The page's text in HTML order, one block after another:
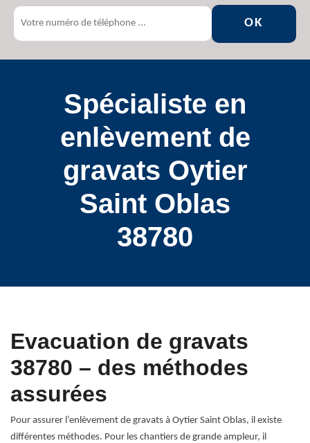
Spécialiste en
enlèvement de
gravats Oytier
Saint Oblas
38780
Evacuation de gravats
38780 – des méthodes
assurées
Pour assurer l’enlèvement de gravats à Oytier Saint Oblas, il existe
différentes méthodes. Pour les chantiers de grande ampleur, il